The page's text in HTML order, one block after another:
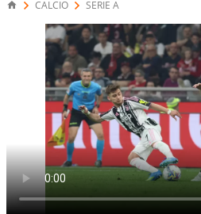
CALCIO SERIE A